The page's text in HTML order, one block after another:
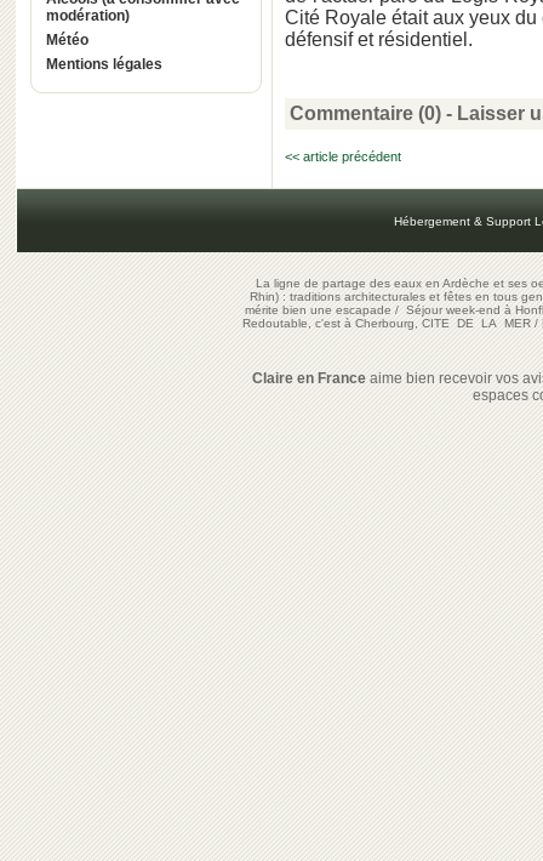
modération)
Météo
Mentions légales
Cité Royale était aux yeux
défensif et résidentiel.
Commentaire (0) - Laisser
<< article précédent
Hébergement & Support
La ligne de partage des eaux en Ardèche et ses
Rhin) : traditions architecturales et fêtes en tous
mérite bien une escapade/Séjour week-end à
Redoutable, c'est à Cherbourg, CITE DE LA MER/
Claire en Franceaime bien recevoir vos
espaces